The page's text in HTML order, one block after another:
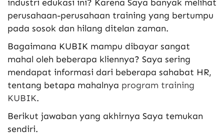
industri edukasi ini? Karena Saya banyak melihat
perusahaan-perusahaan training yang bertumpu
pada sosok dan hilang ditelan zaman.
Bagaimana KUBIK mampu dibayar sangat
mahal oleh beberapa kliennya? Saya sering
mendapat informasi dari beberapa sahabat HR,
tentang betapa mahalnya program training
KUBIK.
Berikut jawaban yang akhirnya Saya temukan
sendiri.